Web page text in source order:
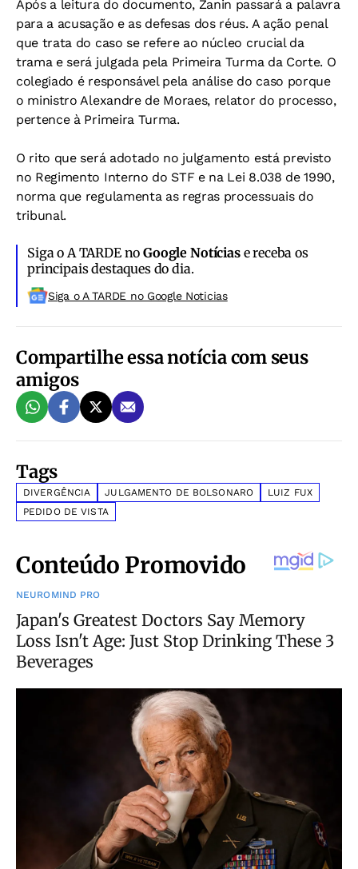
Após a leitura do documento, Zanin passará a palavra
para a acusação e as defesas dos réus. A ação penal
que trata do caso se refere ao núcleo crucial da
trama e será julgada pela Primeira Turma da Corte. O
colegiado é responsável pela análise do caso porque
o ministro Alexandre de Moraes, relator do processo,
pertence à Primeira Turma.
O rito que será adotado no julgamento está previsto
no Regimento Interno do STF e na Lei 8.038 de 1990,
norma que regulamenta as regras processuais do
tribunal.
Siga o A TARDE noGoogle Notíciase receba os
principais destaques do dia.
Siga o A TARDE no Google Noticias
Compartilhe essa notícia com seus
amigos
Tags
DIVERGÊNCIA JULGAMENTO DE BOLSONARO
LUIZ FUX
PEDIDO DE VISTA